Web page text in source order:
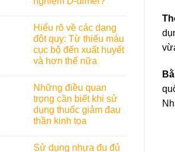
Hiểu rõ về các dạng
đột quỵ: Từ thiếu máu
cục bộ đến xuất huyết
và hơn thế nữa
Những điều quan
trọng cần biết khi sử
dụng thuốc giảm đau
thần kinh tọa
Sử dụng nhựa đu đủ